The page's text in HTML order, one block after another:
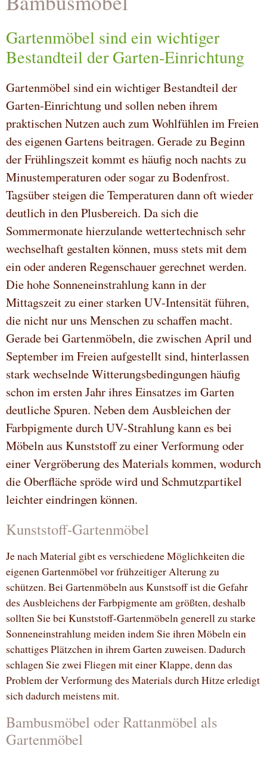
Gartenmöbel sind ein wichtiger
Bestandteil der Garten-Einrichtung
Gartenmöbel sind ein wichtiger Bestandteil der
Garten-Einrichtung und sollen neben ihrem
praktischen Nutzen auch zum Wohlfühlen im Freien
des eigenen Gartens beitragen. Gerade zu Beginn
der Frühlingszeit kommt es häufig noch nachts zu
Minustemperaturen oder sogar zu Bodenfrost.
Tagsüber steigen die Temperaturen dann oft wieder
deutlich in den Plusbereich. Da sich die
Sommermonate hierzulande wettertechnisch sehr
wechselhaft gestalten können, muss stets mit dem
ein oder anderen Regenschauer gerechnet werden.
Die hohe Sonneneinstrahlung kann in der
Mittagszeit zu einer starken UV-Intensität führen,
die nicht nur uns Menschen zu schaffen macht.
Gerade bei Gartenmöbeln, die zwischen April und
September im Freien aufgestellt sind, hinterlassen
stark wechselnde Witterungsbedingungen häufig
schon im ersten Jahr ihres Einsatzes im Garten
deutliche Spuren. Neben dem Ausbleichen der
Farbpigmente durch UV-Strahlung kann es bei
Möbeln aus Kunststoff zu einer Verformung oder
einer Vergröberung des Materials kommen, wodurch
die Oberfläche spröde wird und Schmutzpartikel
leichter eindringen können.
Kunststoff-Gartenmöbel
Je nach Material gibt es verschiedene Möglichkeiten die
eigenen Gartenmöbel vor frühzeitiger Alterung zu
schützen. Bei Gartenmöbeln aus Kunstsoff ist die Gefahr
des Ausbleichens der Farbpigmente am größten, deshalb
sollten Sie bei Kunststoff-Gartenmöbeln generell zu starke
Sonneneinstrahlung meiden indem Sie ihren Möbeln ein
schattiges Plätzchen in ihrem Garten zuweisen. Dadurch
schlagen Sie zwei Fliegen mit einer Klappe, denn das
Problem der Verformung des Materials durch Hitze erledigt
sich dadurch meistens mit.
Bambusmöbel oder Rattanmöbel als
Gartenmöbel